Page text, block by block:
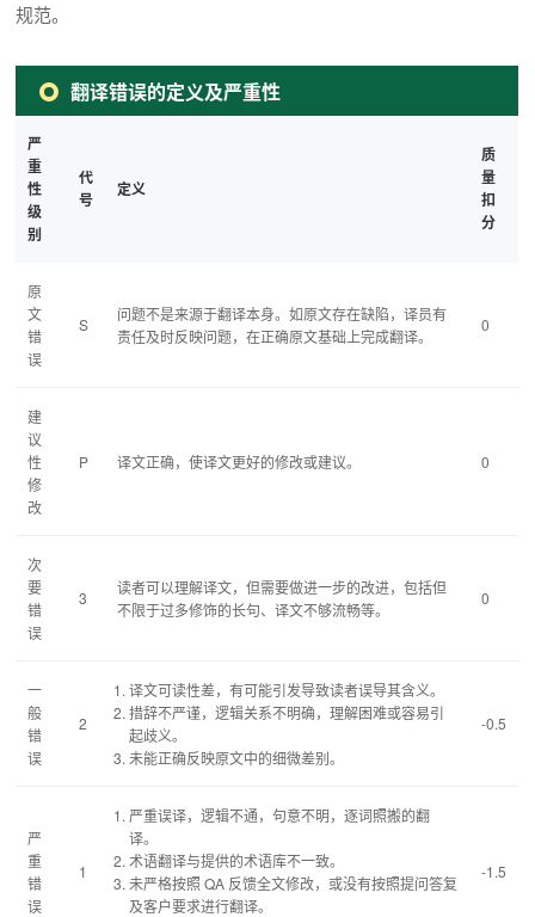
规范。
翻译错误的定义及严重性
严
重
性
级
别
代
号
定义
质
量
扣
分
原
文
错
误
S
问题不是来源于翻译本身。如原文存在缺陷，译员有
责任及时反映问题，在正确原文基础上完成翻译。
0
建
议
性
修
改
P 译文正确，使译文更好的修改或建议。 0
次
要
错
误
3
读者可以理解译文，但需要做进一步的改进，包括但
不限于过多修饰的长句、译文不够流畅等。
0
一
般
错
误
2
译文可读性差，有可能引发导致读者误导其含义。
措辞不严谨，逻辑关系不明确，理解困难或容易引
起歧义。
未能正确反映原文中的细微差别。
-0.5
严
重
错
误
1
严重误译，逻辑不通，句意不明，逐词照搬的翻
译。
术语翻译与提供的术语库不一致。
未严格按照 QA 反馈全文修改，或没有按照提问答复
及客户要求进行翻译。
-1.5